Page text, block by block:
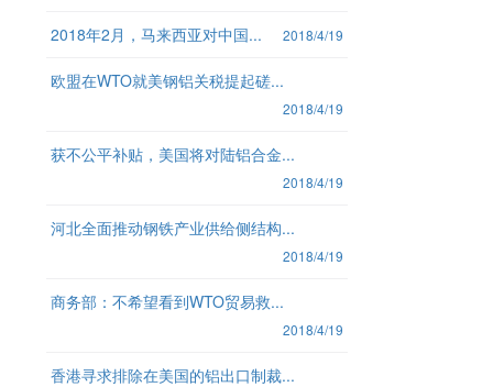
2018年2月，马来西亚对中国... 2018/4/19
欧盟在WTO就美钢铝关税提起磋...
2018/4/19
获不公平补贴，美国将对陆铝合金...
2018/4/19
河北全面推动钢铁产业供给侧结构...
2018/4/19
商务部：不希望看到WTO贸易救...
2018/4/19
香港寻求排除在美国的铝出口制裁...